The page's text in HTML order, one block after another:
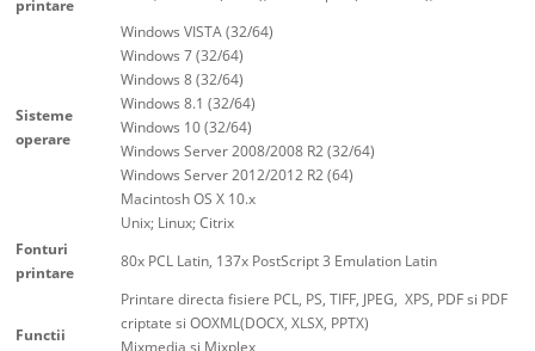
printare
Sisteme
operare
Windows VISTA (32/64)
Windows 7 (32/64)
Windows 8 (32/64)
Windows 8.1 (32/64)
Windows 10 (32/64)
Windows Server 2008/2008 R2 (32/64)
Windows Server 2012/2012 R2 (64)
Macintosh OS X 10.x
Unix; Linux; Citrix
Fonturi
printare
80x PCL Latin, 137x PostScript 3 Emulation Latin
Functii
Printare directa fisiere PCL, PS, TIFF, JPEG, XPS, PDF si PDF
criptate si OOXML(DOCX, XLSX, PPTX)
Mixmedia si Mixplex